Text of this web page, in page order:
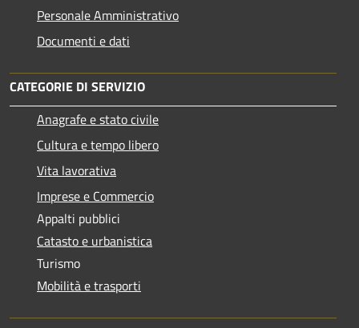
Personale Amministrativo
Documenti e dati
CATEGORIE DI SERVIZIO
Anagrafe e stato civile
Cultura e tempo libero
Vita lavorativa
Imprese e Commercio
Appalti pubblici
Catasto e urbanistica
Turismo
Mobilità e trasporti